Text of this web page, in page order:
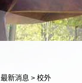
最新消息 > 校外